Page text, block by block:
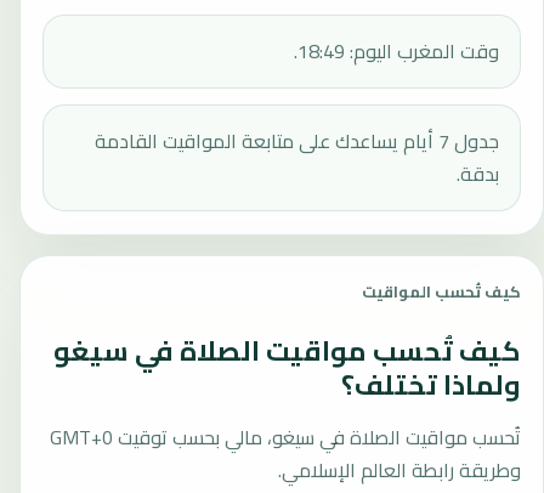
وقت المغرب اليوم: 18:49.
جدول 7 أيام يساعدك على متابعة المواقيت القادمة
بدقة.
كيف تُحسب المواقيت
كيف تُحسب مواقيت الصلاة في سيغو
ولماذا تختلف؟
تُحسب مواقيت الصلاة في سيغو، مالي بحسب توقيت GMT+0
وطريقة رابطة العالم الإسلامي.